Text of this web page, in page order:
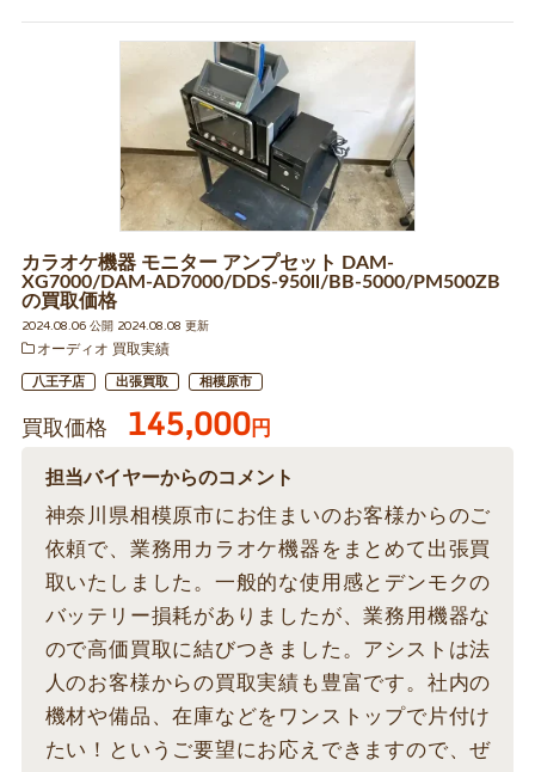
カラオケ機器 モニター アンプセット DAM-
XG7000/DAM-AD7000/DDS-950ll/BB-5000/PM500ZB
の買取価格
2024.08.06 公開 2024.08.08 更新
オーディオ 買取実績
八王子店 出張買取 相模原市
買取価格 145,000円
担当バイヤーからのコメント
神奈川県相模原市にお住まいのお客様からのご
依頼で、業務用カラオケ機器をまとめて出張買
取いたしました。一般的な使用感とデンモクの
バッテリー損耗がありましたが、業務用機器な
ので高価買取に結びつきました。アシストは法
人のお客様からの買取実績も豊富です。社内の
機材や備品、在庫などをワンストップで片付け
たい！というご要望にお応えできますので、ぜ